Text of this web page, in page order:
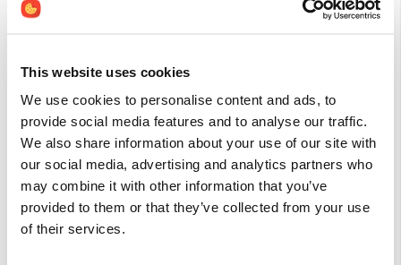
This website uses cookies
We use cookies to personalise content and ads, to
provide social media features and to analyse our traffic.
We also share information about your use of our site with
our social media, advertising and analytics partners who
may combine it with other information that you’ve
provided to them or that they’ve collected from your use
of their services.
Einzelne B-Vitamine wie Pantothensäure sollten am
besten in Kombination mit einem B-Komplex
eingenommen werden (Synergie).
Pantothensäure kann die Wirkung von
Acetylcholinesterasehemmern verstärken (durch
Stimulierung der Acetylcholin-Synthese).
Pantothensäure kann die Wirkung von Corticosteroiden
verstärken.
Die Antibabypille kann den Vitamin-B5-Status senken.